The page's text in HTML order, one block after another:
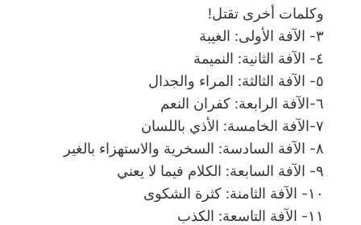
وكلمات أخرى تقتل!
٣- الآفة الأولى: الغيبة
٤- الآفة الثانية: النميمة
٥- الآفة الثالثة: المراء والجدال
٦-الآفة الرابعة: كفران النعم
٧-الآفة الخامسة: الأذي باللسان
٨- الآفة السادسة: السخرية والاستهزاء بالغير
٩- الآفة السابعة: الكلام فيما لا يعني
١٠- الآفة الثامنة: كثرة الشكوى
١١- الآفة التاسعة: الكذب